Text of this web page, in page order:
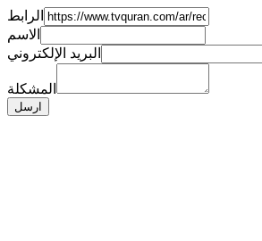
الرابط
الاسم
البريد الإلكتروني
المشكلة
ارسل